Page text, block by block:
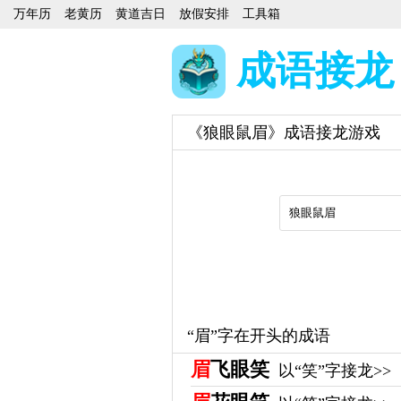
万年历 老黄历 黄道吉日 放假安排 工具箱
成语接龙
《狼眼鼠眉》成语接龙游戏
“眉”字在开头的成语
眉飞眼笑 以“笑”字接龙>>